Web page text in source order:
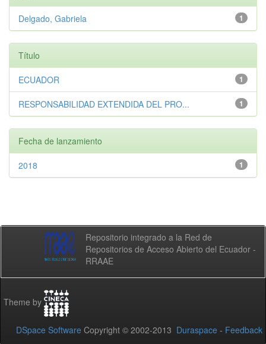
1
Delgado, Gabriela
Título
1
ECUADOR
1
RESPONSABILIDAD EXTENDIDA DEL PRO...
Fecha de lanzamiento
1
2018
Repositorio integrado a la Red de
Repositorios de Acceso Abierto del Ecuador -
RRAAE
Theme by
DSpace Software Copyright © 2002-2013 Duraspace - Feedback